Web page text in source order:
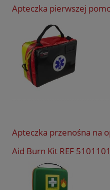
Apteczka pierwszej
Apteczka przenośna na
Aid Burn Kit REF